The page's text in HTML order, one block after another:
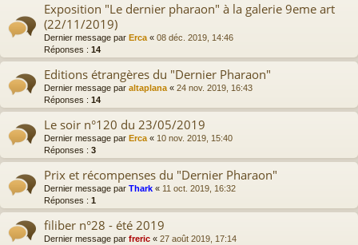
Exposition "Le dernier pharaon" à la galerie 9eme art
(22/11/2019)
Dernier message par Erca « 08 déc. 2019, 14:46
Réponses : 14
Editions étrangères du "Dernier Pharaon"
Dernier message par altaplana « 24 nov. 2019, 16:43
Réponses : 14
Le soir n°120 du 23/05/2019
Dernier message par Erca « 10 nov. 2019, 15:40
Réponses : 3
Prix et récompenses du "Dernier Pharaon"
Dernier message par Thark « 11 oct. 2019, 16:32
Réponses : 1
filiber n°28 - été 2019
Dernier message par freric « 27 août 2019, 17:14